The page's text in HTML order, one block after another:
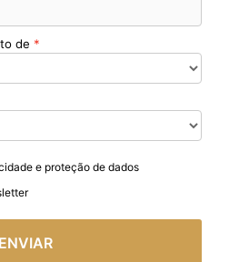
de
e proteção de dados
ENVIAR